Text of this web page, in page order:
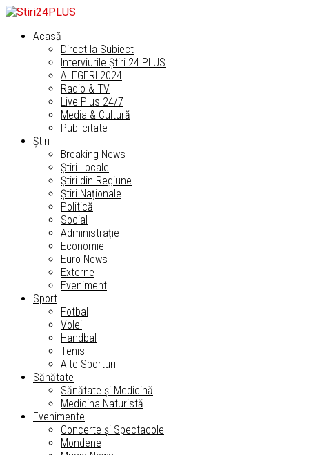
Acasă
Direct la Subiect
Interviurile Știri 24 PLUS
ALEGERI 2024
Radio & TV
Live Plus 24/7
Media & Cultură
Publicitate
Știri
Breaking News
Știri Locale
Știri din Regiune
Știri Naționale
Politică
Social
Administrație
Economie
Euro News
Externe
Eveniment
Sport
Fotbal
Volei
Handbal
Tenis
Alte Sporturi
Sănătate
Sănătate și Medicină
Medicina Naturistă
Evenimente
Concerte și Spectacole
Mondene